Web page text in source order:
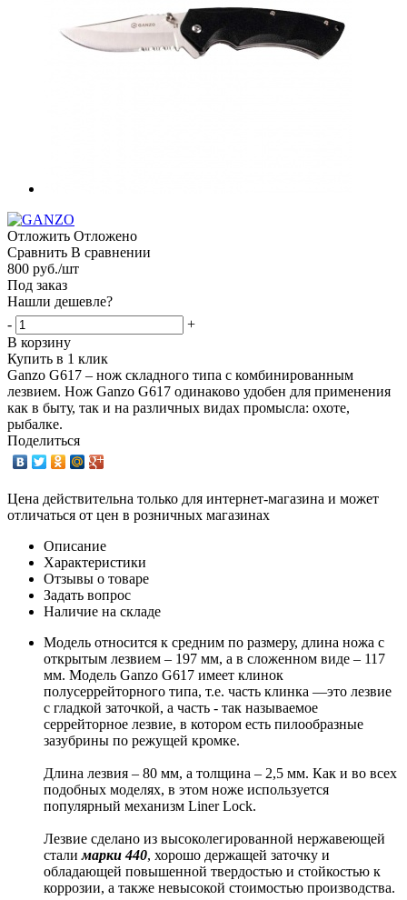
Отложить Отложено
Сравнить В сравнении
800 руб./шт
Под заказ
Нашли дешевле?
-
+
В корзину
Купить в 1 клик
Ganzo G617 – нож складного типа с комбинированным
лезвием. Нож Ganzo G617 одинаково удобен для применения
как в быту, так и на различных видах промысла: охоте,
рыбалке.
Поделиться
Цена действительна только для интернет-магазина и может
отличаться от цен в розничных магазинах
Описание
Характеристики
Отзывы о товаре
Задать вопрос
Наличие на складе
Модель относится к средним по размеру, длина ножа с
открытым лезвием – 197 мм, а в сложенном виде – 117
мм. Модель Ganzo G617 имеет клинок
полусеррейторного типа, т.е. часть клинка —это лезвие
с гладкой заточкой, а часть - так называемое
серрейторное лезвие, в котором есть пилообразные
зазубрины по режущей кромке.
Длина лезвия – 80 мм, а толщина – 2,5 мм. Как и во всех
подобных моделях, в этом ноже используется
популярный механизм Liner Lock.
Лезвие сделано из высоколегированной нержавеющей
сталимарки 440, хорошо держащей заточку и
обладающей повышенной твердостью и стойкостью к
коррозии, а также невысокой стоимостью производства.